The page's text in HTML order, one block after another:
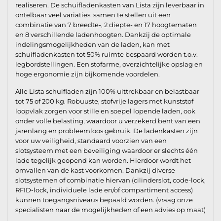
realiseren. De schuifladenkasten van Lista zijn leverbaar in
ontelbaar veel variaties, samen te stellen uit een
combinatie van 7 breedte-, 2 diepte- en 17 hoogtematen
en 8 verschillende ladenhoogten. Dankzij de optimale
indelingsmogelijkheden van de laden, kan met
schuifladenkasten tot 50% ruimte bespaard worden t.o.v.
legbordstellingen. Een stofarme, overzichtelijke opslag en
hoge ergonomie zijn bijkomende voordelen.
Alle Lista schuifladen zijn 100% uittrekbaar en belastbaar
tot 75 of 200 kg. Robuuste, stofvrije lagers met kunststof
loopvlak zorgen voor stille en soepel lopende laden, ook
onder volle belasting, waardoor u verzekerd bent van een
jarenlang en probleemloos gebruik. De ladenkasten zijn
voor uw veiligheid, standaard voorzien van een
slotsysteem met een beveiliging waardoor er slechts één
lade tegelijk geopend kan worden. Hierdoor wordt het
omvallen van de kast voorkomen. Dankzij diverse
slotsystemen of combinatie hiervan (cilinderslot, code-lock,
RFID-lock, individuele lade en/of compartiment access)
kunnen toegangsniveaus bepaald worden. (vraag onze
specialisten naar de mogelijkheden of een advies op maat)